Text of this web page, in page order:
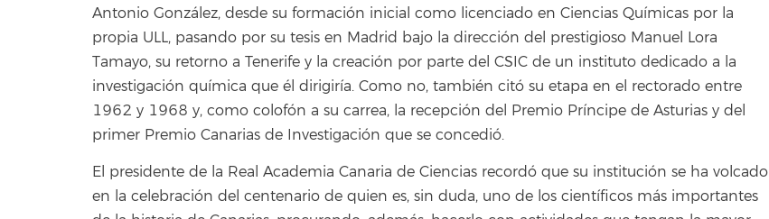
Antonio González, desde su formación inicial como licenciado en Ciencias Químicas por la
propia ULL, pasando por su tesis en Madrid bajo la dirección del prestigioso Manuel Lora
Tamayo, su retorno a Tenerife y la creación por parte del CSIC de un instituto dedicado a la
investigación química que él dirigiría. Como no, también citó su etapa en el rectorado entre
1962 y 1968 y, como colofón a su carrea, la recepción del Premio Príncipe de Asturias y del
primer Premio Canarias de Investigación que se concedió.
El presidente de la Real Academia Canaria de Ciencias recordó que su institución se ha volcado
en la celebración del centenario de quien es, sin duda, uno de los científicos más importantes